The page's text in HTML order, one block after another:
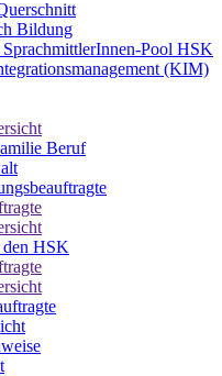
Bildung
Pool HSK
(KIM)
Beruf
HSK